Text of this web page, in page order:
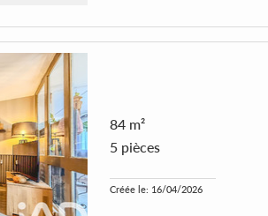
84 m²
5 pièces
Créée le: 16/04/2026